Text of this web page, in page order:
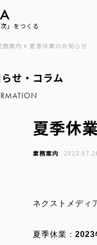
」をつくる
務案内 夏季休業のお知らせ
せ・コラム
夏季休
業務案内
ネクストメディ
夏季休業： 2023